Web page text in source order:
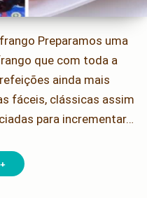
Preparamos uma
que com toda a
ainda mais
fáceis, clássicas assim
para incrementar…